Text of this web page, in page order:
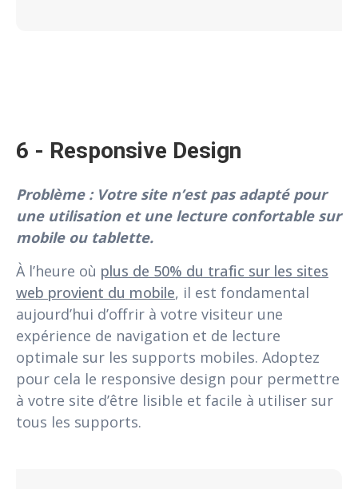
6 - Responsive Design
Problème : Votre site n’est pas adapté pour
une utilisation et une lecture confortable sur
mobile ou tablette.
À l’heure où plus de 50% du trafic sur les sites
web provient du mobile, il est fondamental
aujourd’hui d’offrir à votre visiteur une
expérience de navigation et de lecture
optimale sur les supports mobiles. Adoptez
pour cela le responsive design pour permettre
à votre site d’être lisible et facile à utiliser sur
tous les supports.